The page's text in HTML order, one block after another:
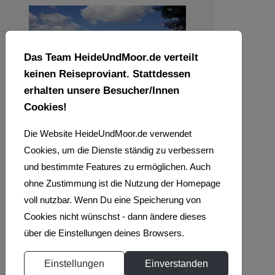
Das Team HeideUndMoor.de verteilt
keinen Reiseproviant. Stattdessen
erhalten unsere Besucher/Innen
Cookies!
Die Website HeideUndMoor.de verwendet
Cookies, um die Dienste ständig zu verbessern
und bestimmte Features zu ermöglichen. Auch
ohne Zustimmung ist die Nutzung der Homepage
voll nutzbar. Wenn Du eine Speicherung von
Cookies nicht wünschst - dann ändere dieses
über die Einstellungen deines Browsers.
Einstellungen Einverstanden